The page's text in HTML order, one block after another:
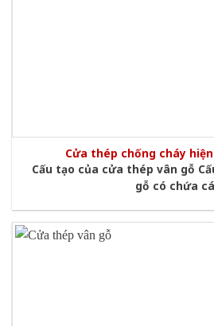
Cửa thép chống cháy
Cấu tạo của cửa thép vân gỗ
gỗ có chứa